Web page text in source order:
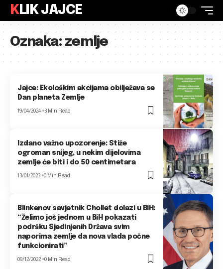
KLIK JAJCE
Oznaka:zemlje
Jajce: Ekološkim akcijama obilježava se
Dan planeta Zemlje
19/04/2024 3 Min Read
Izdano važno upozorenje: Stiže
ogroman snijeg, u nekim dijelovima
zemlje će biti i do 50 centimetara
13/01/2023 0 Min Read
Blinkenov savjetnik Chollet dolazi u BiH:
“Želimo još jednom u BiH pokazati
podršku Sjedinjenih Država svim
naporima zemlje da nova vlada počne
funkcionirati”
09/12/2022 0 Min Read